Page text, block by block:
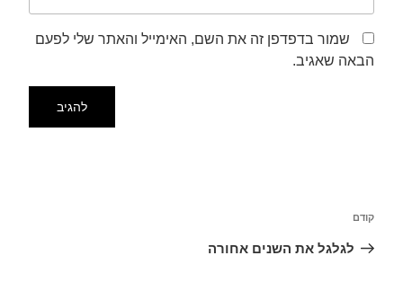
שמור בדפדפן זה את השם, האימייל והאתר שלי לפעם
הבאה שאגיב.
קודם
לגלגל את השנים אחורה